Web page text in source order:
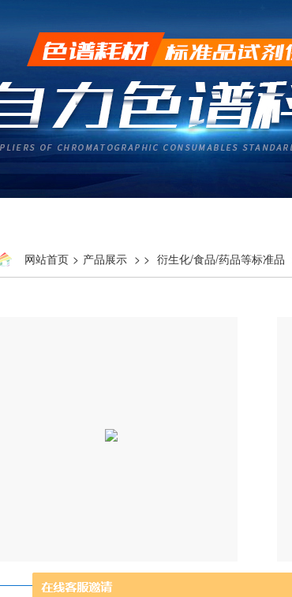
网站首页 > 产品展示 > > 衍生化/食品/药品等标准品